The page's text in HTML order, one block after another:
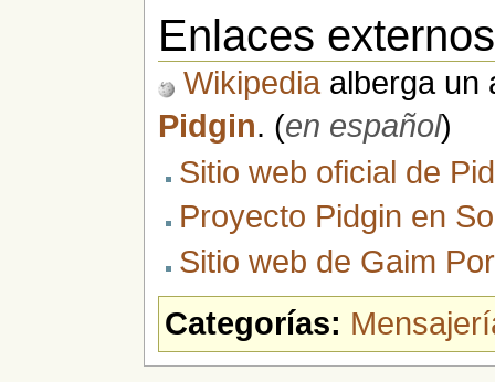
Enlaces externos
Wikipedia alberga un
Pidgin. (en español)
Sitio web oficial de
Proyecto Pidgin en
Sitio web de Gaim
Categorías: